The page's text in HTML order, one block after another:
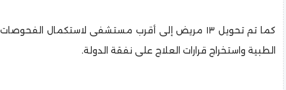
كما تم تحويل ١٣ مريض إلى أقرب مستشفى لاستكمال الفحوصات
الطبية واستخراج قرارات العلاج على نفقة الدولة.